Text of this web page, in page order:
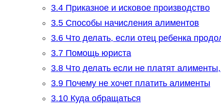
3.4Приказное и исковое производство
3.5Способы начисления алиментов
3.6Что делать, если отец ребенка
3.7Помощь юриста
3.8Что делать если не платят
3.9Почему не хочет платить алименты
3.10Куда обращаться